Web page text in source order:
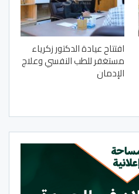
افتتاح عيادة الدكتور زكرياء
مستغفر للطب النفسي وعلاج
الإدمان